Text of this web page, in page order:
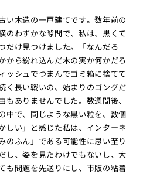
い木造の一戸建てです。数年前の
のわずかな隙間で、私は、黒くて
だけ見つけました。「なんだろ
から紛れ込んだ木の実か何かだろ
ッシュでつまんでゴミ箱に捨てて
く長い戦いの、始まりのゴングだ
もありませんでした。数週間後、
中で、同じような黒い粒を、数個
しい」と感じた私は、インターネ
のふん」である可能性に思い至り
し、姿を見たわけでもないし、大
も問題を先送りにし、市販の粘着